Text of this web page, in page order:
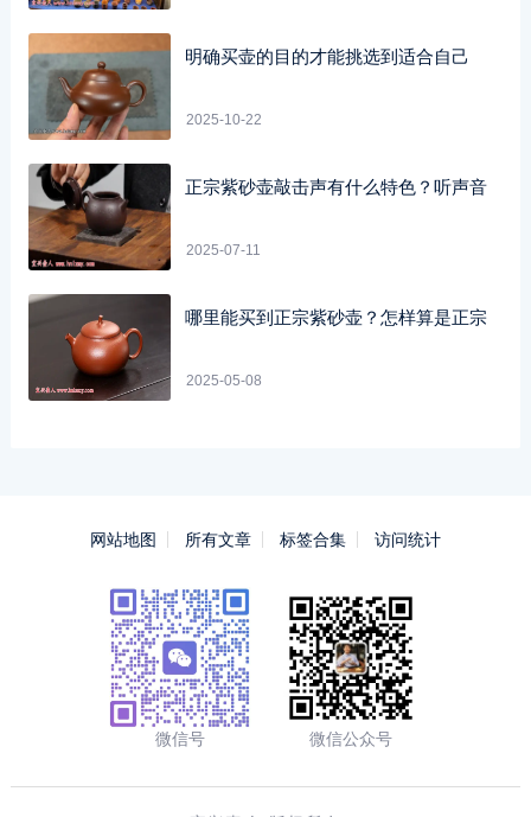
明确买壶的目的才能挑选到适合自己
2025-10-22
正宗紫砂壶敲击声有什么特色？听声音
2025-07-11
哪里能买到正宗紫砂壶？怎样算是正宗
2025-05-08
网站地图 所有文章 标签合集 访问统计
微信号 微信公众号